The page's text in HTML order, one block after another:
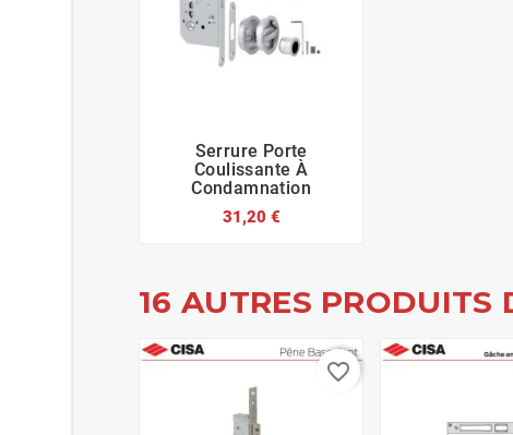
 
Serrure Porte
Coulissante À
Condamnation
31,20 €
16 AUTRES PRODUITS
favorite_border